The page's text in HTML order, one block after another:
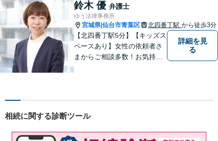
ら、お気軽にご相談くださ
い。
鈴木 優 弁護士
ゆう法律事務所
宮城県|仙台市青葉区 北四番丁駅 から徒歩3分
【北四番丁駅5分】【キッズス
ペースあり】女性の依頼者さ
まからご相談多数！お気持ち
料請求／親権・養育費【労働
のトラブルに迅速に対応【初
回相談無料】
詳細を見
る
相続に関する診断ツール